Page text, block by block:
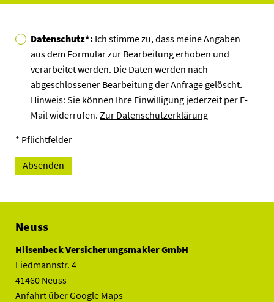
Datenschutz*: Ich stimme zu, dass meine Angaben
aus dem Formular zur Bearbeitung erhoben und
verarbeitet werden. Die Daten werden nach
abgeschlossener Bearbeitung der Anfrage gelöscht.
Hinweis: Sie können Ihre Einwilligung jederzeit per E-
Mail widerrufen. Zur Datenschutzerklärung
* Pflichtfelder
Neuss
Hilsenbeck Versicherungsmakler GmbH
Liedmannstr. 4
41460 Neuss
Anfahrt über Google Maps